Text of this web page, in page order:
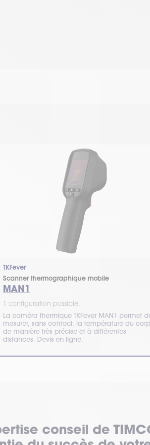
TKFever
Scanner thermographique mobile
MAN1
1 configuration possible.
La caméra thermique TKFever MAN1 permet
mesurer, sans contact, la température du
de manière très précise et à différentes
distances. Devis en ligne.
conseil de